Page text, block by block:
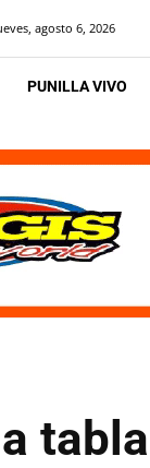
agosto 6, 2026
PUNILLA VIVO